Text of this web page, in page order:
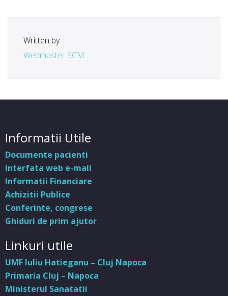
Written by
Webmaster SCM
Informatii Utile
Documente pacienti
Interfata web e-mail
Informatii Financiare
Achizitii Publice
Conferinte, congrese
Ghiduri de prim ajutor
Linkuri utile
UMF Iuliu Hatieganu – Cluj Napoca
Primaria Cluj – Napoca
Ministerul Sanatatii